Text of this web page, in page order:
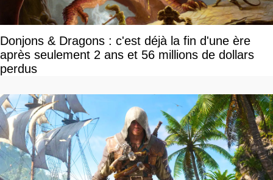
Donjons & Dragons : c'est déjà la fin d'une ère
après seulement 2 ans et 56 millions de dollars
perdus